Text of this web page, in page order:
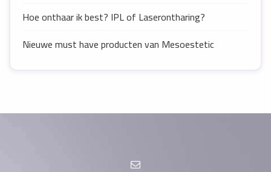
Hoe onthaar ik best? IPL of Laserontharing?
Nieuwe must have producten van Mesoestetic